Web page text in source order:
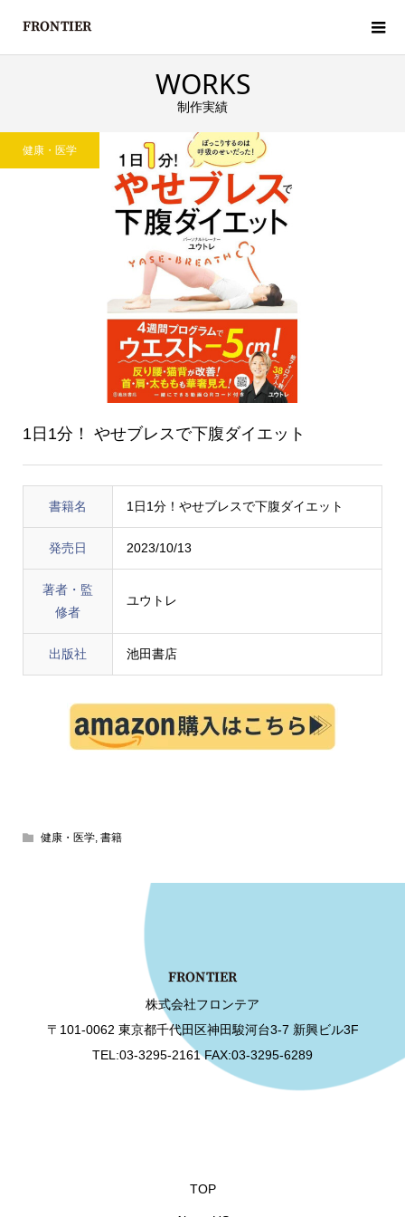
WORKS
制作実績
健康・医学
1日1分！ やせブレスで下腹ダイエット
書籍名 1日1分！やせブレスで下腹ダイエット
発売日 2023/10/13
著者・監
修者
ユウトレ
出版社 池田書店
健康・医学, 書籍
株式会社フロンテア
〒101-0062 東京都千代田区神田駿河台3-7 新興ビル3F
TEL:03-3295-2161 FAX:03-3295-6289
TOP